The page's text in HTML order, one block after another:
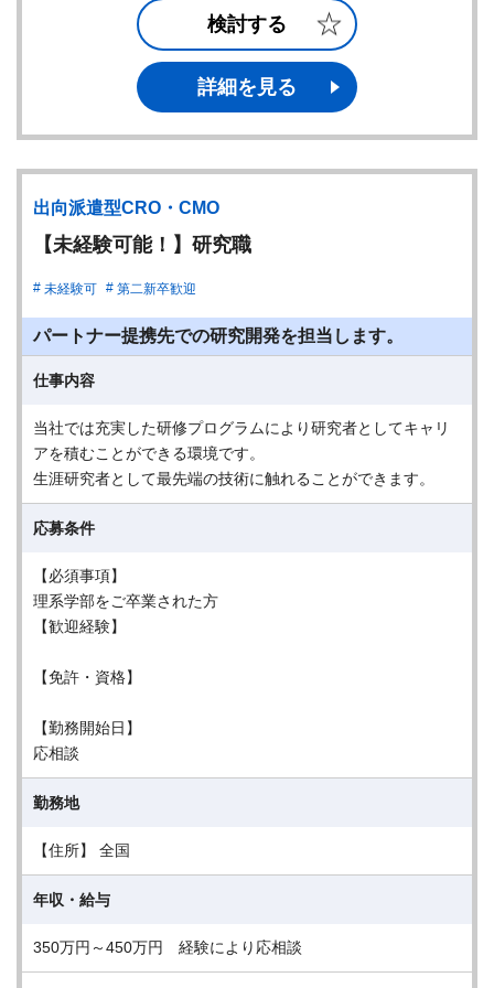
検討する
詳細を見る
出向派遣型CRO・CMO
【未経験可能！】研究職
未経験可 第二新卒歓迎
パートナー提携先での研究開発を担当します。
仕事内容
当社では充実した研修プログラムにより研究者としてキャリ
アを積むことができる環境です。
生涯研究者として最先端の技術に触れることができます。
応募条件
【必須事項】
理系学部をご卒業された方
【歓迎経験】
【免許・資格】
【勤務開始日】
応相談
勤務地
【住所】 全国
年収・給与
350万円～450万円 経験により応相談